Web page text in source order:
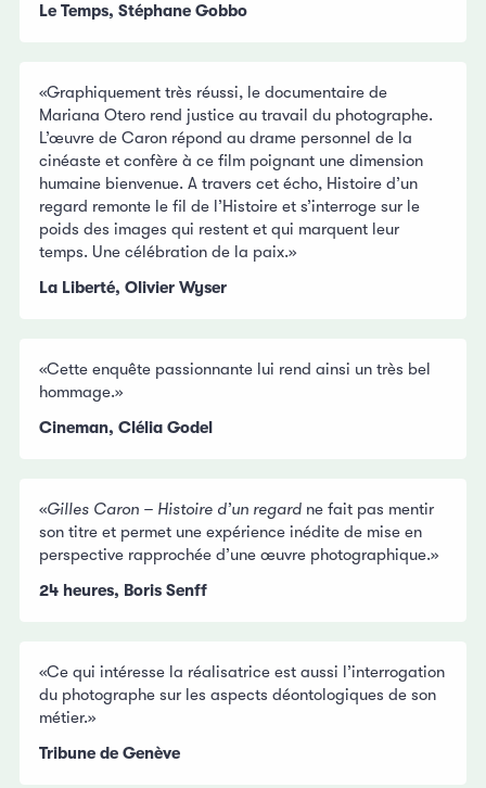
Le Temps, Stéphane Gobbo
«Graphiquement très réussi, le documentaire de
Mariana Otero rend justice au travail du photographe.
L’œuvre de Caron répond au drame personnel de la
cinéaste et confère à ce film poignant une dimension
humaine bienvenue. A travers cet écho, Histoire d’un
regard remonte le fil de l’Histoire et s’interroge sur le
poids des images qui restent et qui marquent leur
temps. Une célébration de la paix.»
La Liberté, Olivier Wyser
«Cette enquête passionnante lui rend ainsi un très bel
hommage.»
Cineman, Clélia Godel
«Gilles Caron – Histoire d’un regard ne fait pas mentir
son titre et permet une expérience inédite de mise en
perspective rapprochée d’une œuvre photographique.»
24 heures, Boris Senff
«Ce qui intéresse la réalisatrice est aussi l’interrogation
du photographe sur les aspects déontologiques de son
métier.»
Tribune de Genève